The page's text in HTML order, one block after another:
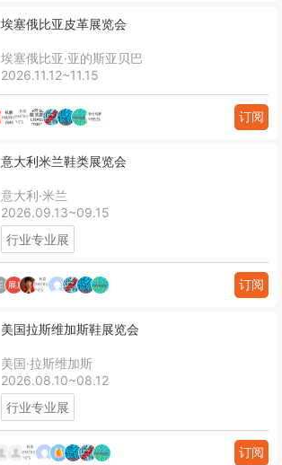
埃塞俄比亚皮革展览会
埃塞俄比亚·亚的斯亚贝巴
2026.11.12~11.15
订阅
意大利米兰鞋类展览会
意大利·米兰
2026.09.13~09.15
行业专业展
订阅
美国拉斯维加斯鞋展览会
美国·拉斯维加斯
2026.08.10~08.12
行业专业展
订阅